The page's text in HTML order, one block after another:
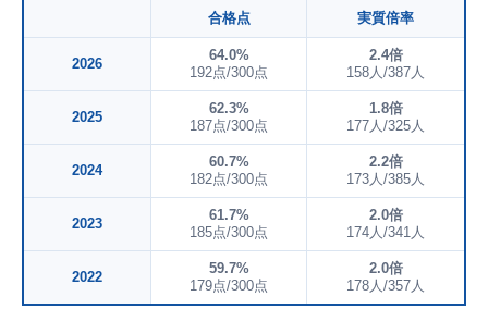
合格点 実質倍率
2026
64.0%
192点/300点
2.4倍
158人/387人
2025
62.3%
187点/300点
1.8倍
177人/325人
2024
60.7%
182点/300点
2.2倍
173人/385人
2023
61.7%
185点/300点
2.0倍
174人/341人
2022
59.7%
179点/300点
2.0倍
178人/357人